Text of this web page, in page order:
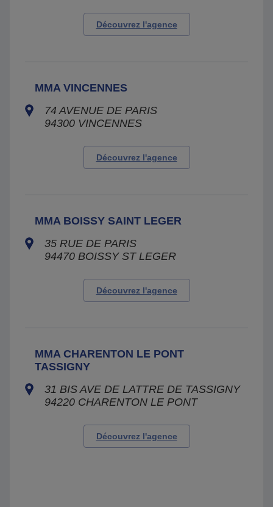
Découvrez l'agence
MMA VINCENNES
74 AVENUE DE PARIS
94300 VINCENNES
Découvrez l'agence
MMA BOISSY SAINT LEGER
35 RUE DE PARIS
94470 BOISSY ST LEGER
Découvrez l'agence
MMA CHARENTON LE PONT
TASSIGNY
31 BIS AVE DE LATTRE DE TASSIGNY
94220 CHARENTON LE PONT
Découvrez l'agence